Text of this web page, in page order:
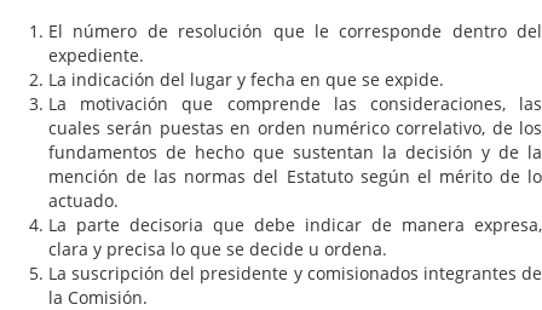
El número de resolución que le corresponde dentro del
expediente.
La indicación del lugar y fecha en que se expide.
La motivación que comprende las consideraciones, las
cuales serán puestas en orden numérico correlativo, de los
fundamentos de hecho que sustentan la decisión y de la
mención de las normas del Estatuto según el mérito de lo
actuado.
La parte decisoria que debe indicar de manera expresa,
clara y precisa lo que se decide u ordena.
La suscripción del presidente y comisionados integrantes de
la Comisión.